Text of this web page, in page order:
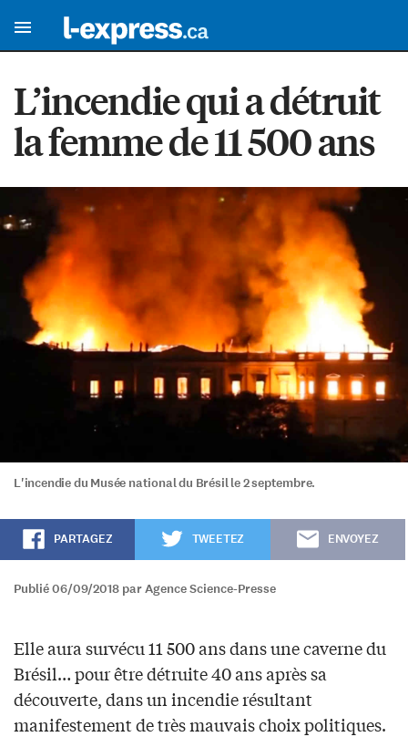
L’incendie qui a détruit
la femme de 11 500 ans
L'incendie du Musée national du Brésil le 2 septembre.
PARTAGEZ TWEETEZ ENVOYEZ
Publié 06/09/2018 par Agence Science-Presse
Elle aura survécu 11 500 ans dans une caverne du
Brésil… pour être détruite 40 ans après sa
découverte, dans un incendie résultant
manifestement de très mauvais choix politiques.